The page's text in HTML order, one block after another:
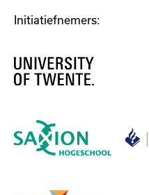
Initiatiefnemers: